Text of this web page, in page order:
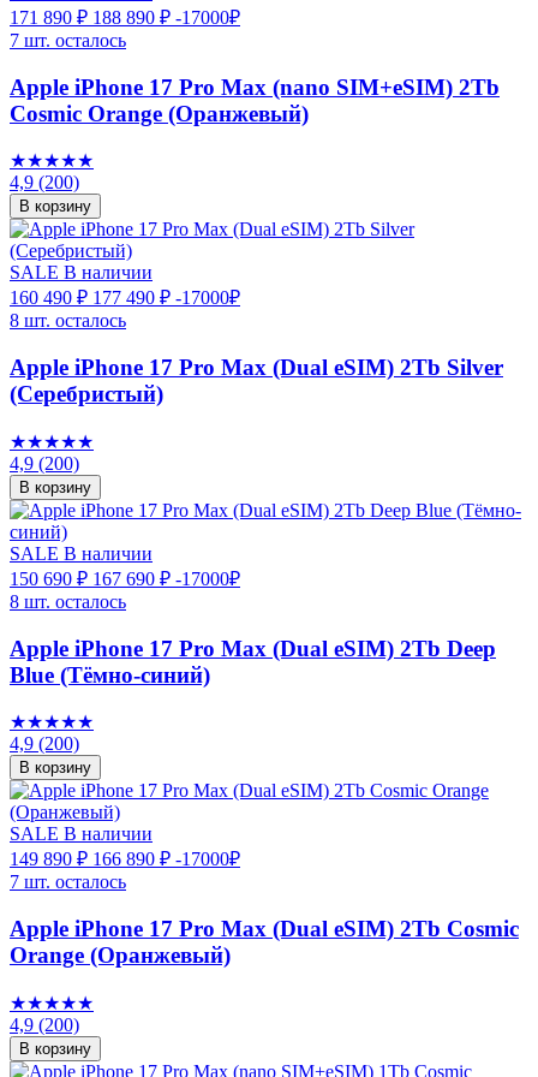
171 890 ₽ 188 890 ₽ -17000₽
7 шт. осталось
Apple iPhone 17 Pro Max (nano SIM+eSIM) 2Tb
Cosmic Orange (Оранжевый)
★★★★★
4,9 (200)
В корзину
SALE В наличии
160 490 ₽ 177 490 ₽ -17000₽
8 шт. осталось
Apple iPhone 17 Pro Max (Dual eSIM) 2Tb Silver
(Серебристый)
★★★★★
4,9 (200)
В корзину
SALE В наличии
150 690 ₽ 167 690 ₽ -17000₽
8 шт. осталось
Apple iPhone 17 Pro Max (Dual eSIM) 2Tb Deep
Blue (Тёмно-синий)
★★★★★
4,9 (200)
В корзину
SALE В наличии
149 890 ₽ 166 890 ₽ -17000₽
7 шт. осталось
Apple iPhone 17 Pro Max (Dual eSIM) 2Tb Cosmic
Orange (Оранжевый)
★★★★★
4,9 (200)
В корзину